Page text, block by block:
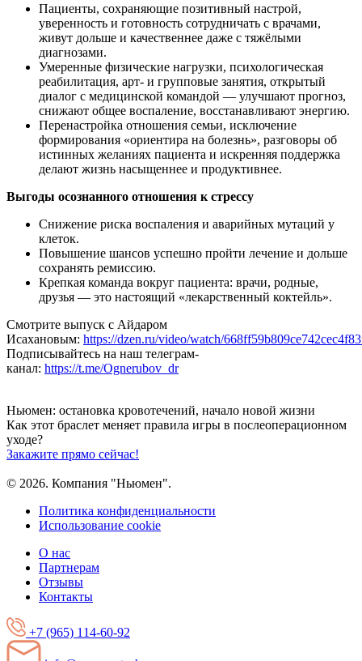
Пациенты, сохраняющие позитивный настрой,
уверенность и готовность сотрудничать с врачами,
живут дольше и качественнее даже с тяжёлыми
диагнозами.
Умеренные физические нагрузки, психологическая
реабилитация, арт- и групповые занятия, открытый
диалог с медицинской командой — улучшают прогноз,
снижают общее воспаление, восстанавливают энергию.
Перенастройка отношения семьи, исключение
формирования «ориентира на болезнь», разговоры об
истинных желаниях пациента и искренняя поддержка
делают жизнь насыщеннее и продуктивнее.
Выгоды осознанного отношения к стрессу
Снижение риска воспаления и аварийных мутаций у
клеток.
Повышение шансов успешно пройти лечение и дольше
сохранять ремиссию.
Крепкая команда вокруг пациента: врачи, родные,
друзья — это настоящий «лекарственный коктейль».
Смотрите выпуск с Айдаром
Исахановым: https://dzen.ru/video/watch/
Подписывайтесь на наш телеграм-
канал: https://t.me/Ognerubov_dr
Ньюмен: остановка кровотечений, начало новой жизни
Как этот браслет меняет правила игры в послеоперационном
уходе?
Закажите прямо сейчас!
© 2026. Компания "Ньюмен".
Политика конфиденциальности
Использование cookie
О нас
Партнерам
Отзывы
Контакты
+7 (965) 114-60-92